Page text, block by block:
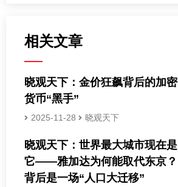
相关文章
晓观天下：金价狂飙背后的加密
货币“黑手”
2025-11-28 晓观天下
晓观天下：世界最大城市现在是
它——雅加达为何能取代东京？
背后是一场“人口大迁移”